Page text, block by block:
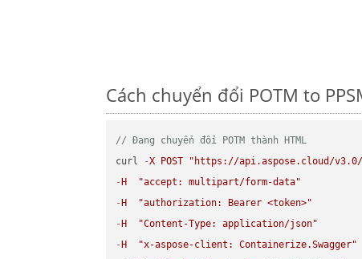
Cách chuyển đổi POTM to
// Đang chuyển đổi POTM thành HTML
curl
-X POST
"https://api.aspose.cloud/
- H
"accept: multipart/form-data"
- H
"authorization: Bearer <token>"
- H
"Content-Type: application/json"
- H
"x-aspose-client: Containerize.Swagger"